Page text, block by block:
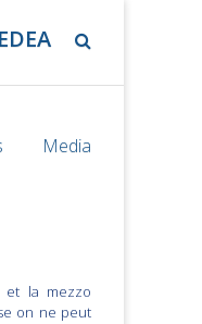
Media
et la mezzo
on ne peut